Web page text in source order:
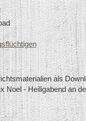
als
Noel - Heiligabend an